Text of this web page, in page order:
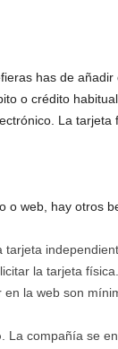
has de
o crédito
La
o web, hay otros
tarjeta
la tarjeta física.
la web son
. La compañía se